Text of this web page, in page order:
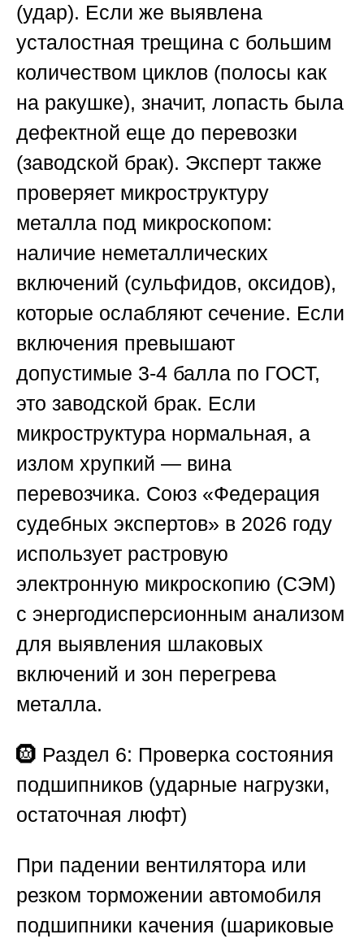
(удар). Если же выявлена
усталостная трещина с большим
количеством циклов (полосы как
на ракушке), значит, лопасть была
дефектной еще до перевозки
(заводской брак). Эксперт также
проверяет микроструктуру
металла под микроскопом:
наличие неметаллических
включений (сульфидов, оксидов),
которые ослабляют сечение. Если
включения превышают
допустимые 3-4 балла по ГОСТ,
это заводской брак. Если
микроструктура нормальная, а
излом хрупкий — вина
перевозчика. Союз «Федерация
судебных экспертов» в 2026 году
использует растровую
электронную микроскопию (СЭМ)
с энергодисперсионным анализом
для выявления шлаковых
включений и зон перегрева
металла.
🛞 Раздел 6: Проверка состояния
подшипников (ударные нагрузки,
остаточная люфт)
При падении вентилятора или
резком торможении автомобиля
подшипники качения (шариковые